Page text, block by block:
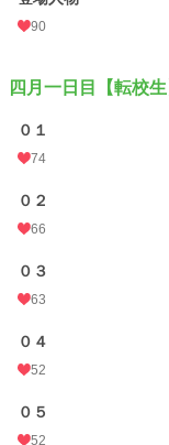
月間ポイント 3,743 pt
累計ポイント
90
四月一日目【転校生
０１
74
０２
66
０３
63
０４
52
０５
52